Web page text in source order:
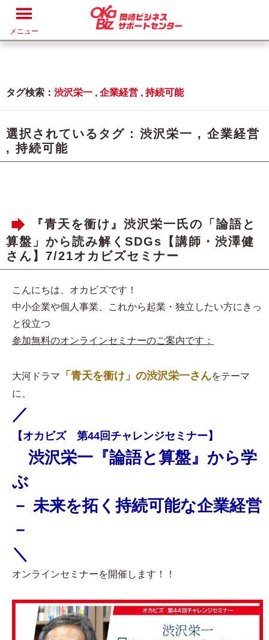
メニュー
タグ検索： 渋沢栄一 , 企業経営 , 持続可能
選択されているタグ : 渋沢栄一 , 企業経営
, 持続可能
『青天を衝け』渋沢栄一氏の「論語と
算盤」から読み解くSDGs【講師・渋澤健
さん】7/21オカビズセミナー
こんにちは、オカビズです！
中小企業や個人事業、これから起業・独立したい方にきっ
と役立つ
参加無料のオンラインセミナーのご案内です：
大河ドラマ 「青天を衝け」の渋沢栄一さんをテーマ
に、
／
【オカビズ 第44回チャレンジセミナー】
渋沢栄一『論語と算盤』から学
ぶ
－ 未来を拓く持続可能な企業経営
－
＼
オンラインセミナーを開催します！！